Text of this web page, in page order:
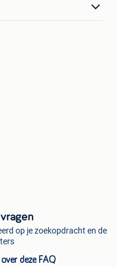
op je zoekopdracht en de
deze FAQ